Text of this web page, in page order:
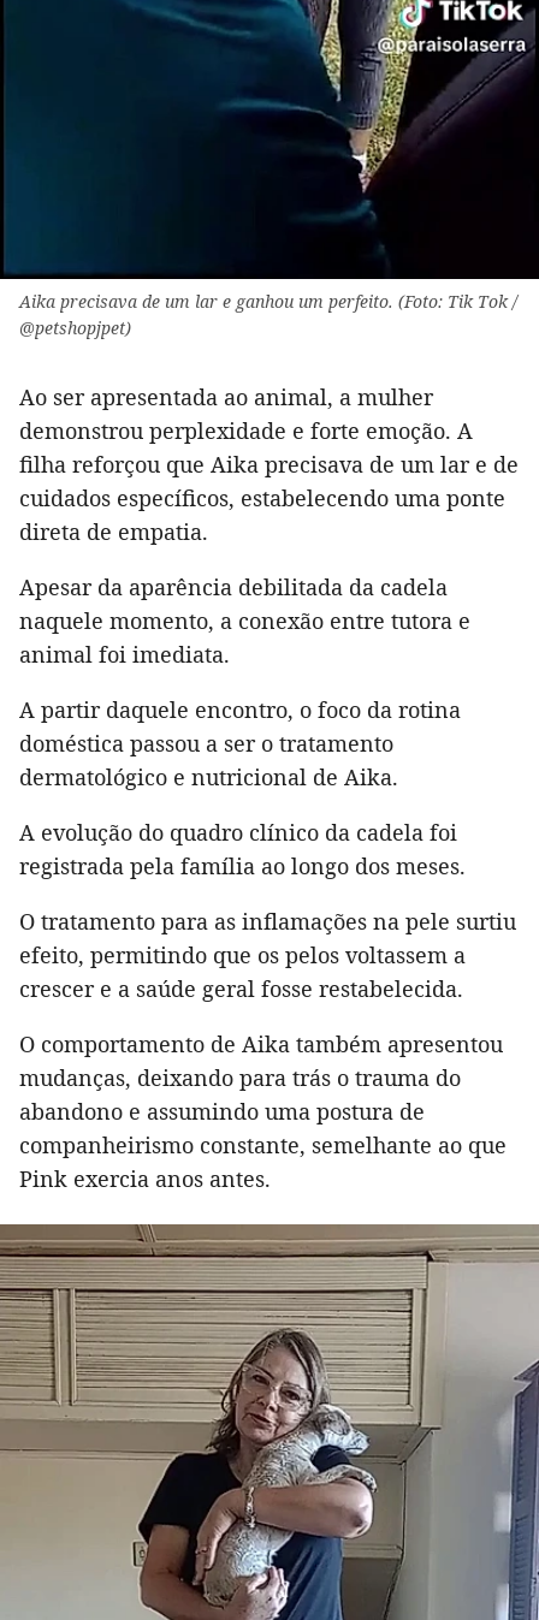
Aika precisava de um lar e ganhou um perfeito. (Foto: Tik Tok /
@petshopjpet)
Ao ser apresentada ao animal, a mulher
demonstrou perplexidade e forte emoção. A
filha reforçou que Aika precisava de um lar e de
cuidados específicos, estabelecendo uma ponte
direta de empatia.
Apesar da aparência debilitada da cadela
naquele momento, a conexão entre tutora e
animal foi imediata.
A partir daquele encontro, o foco da rotina
doméstica passou a ser o tratamento
dermatológico e nutricional de Aika.
A evolução do quadro clínico da cadela foi
registrada pela família ao longo dos meses.
O tratamento para as inflamações na pele surtiu
efeito, permitindo que os pelos voltassem a
crescer e a saúde geral fosse restabelecida.
O comportamento de Aika também apresentou
mudanças, deixando para trás o trauma do
abandono e assumindo uma postura de
companheirismo constante, semelhante ao que
Pink exercia anos antes.